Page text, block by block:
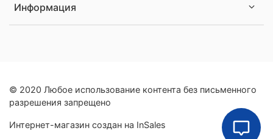
Информация
© 2020 Любое использование контента без письменного
разрешения запрещено
Интернет-магазин создан на InSales